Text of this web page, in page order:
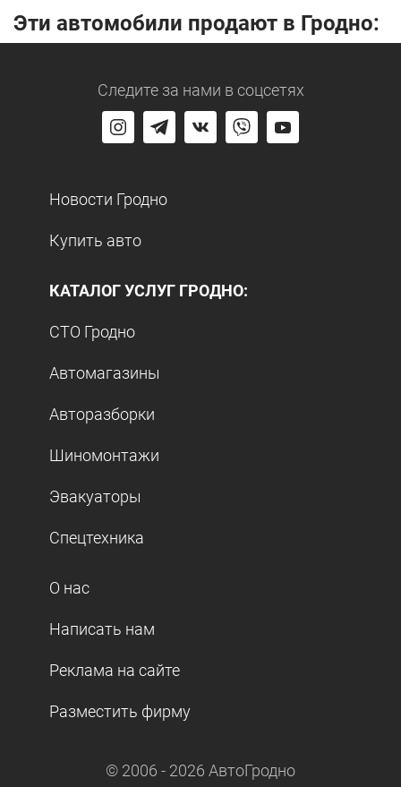
Эти автомобили продают в Гродно:
Следите за нами в соцсетях
Новости Гродно
Купить авто
КАТАЛОГ УСЛУГ ГРОДНО:
СТО Гродно
Автомагазины
Авторазборки
Шиномонтажи
Эвакуаторы
Спецтехника
О нас
Написать нам
Реклама на сайте
Разместить фирму
© 2006 - 2026 АвтоГродно